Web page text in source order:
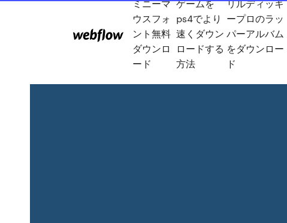
ミニーマ
ウスフォ
ント無料
ダウンロ
ード
ゲームを
ps4でより
速くダウン
ロードする
方法
リルディッキ
ープロのラッ
パーアルバム
をダウンロー
ド